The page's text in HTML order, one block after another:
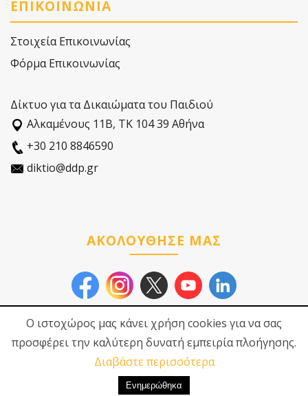
ΕΠΙΚΟΙΝΩΝΙΑ
Στοιχεία Επικοινωνίας
Φόρμα Επικοινωνίας
Δίκτυο για τα Δικαιώματα του Παιδιού
Αλκαµένους 11Β, ΤΚ 104 39 Αθήνα
+30 210 8846590
diktio@ddp.gr
ΑΚΟΛΟΥΘΗΣΕ ΜΑΣ
Δίκτυο για τα
Δικαιώματα του Παιδιού
Πολιτική Προστασίας
Προσωπικών Δεδοµένων
Ο ιστοχώρος μας κάνει χρήση cookies για να σας
προσφέρει την καλύτερη δυνατή εμπειρία πλοήγησης.
Διαβάστε περισσότερα